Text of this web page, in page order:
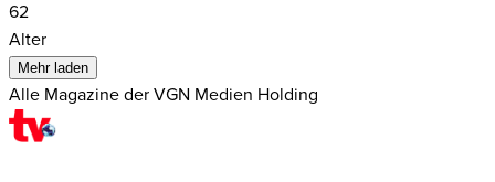
62
Alter
Mehr laden
Alle Magazine der VGN Medien Holding